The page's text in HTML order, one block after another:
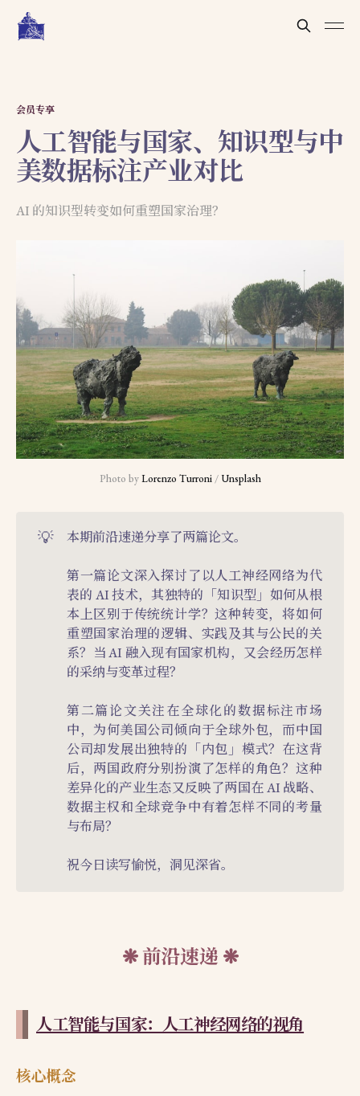
会员专享
人工智能与国家、知识型与中
美数据标注产业对比
AI 的知识型转变如何重塑国家治理？
Photo by Lorenzo Turroni / Unsplash
💡 本期前沿速递分享了两篇论文。
第一篇论文深入探讨了以人工神经网络为代
表的 AI 技术，其独特的「知识型」如何从根
本上区别于传统统计学？这种转变，将如何
重塑国家治理的逻辑、实践及其与公民的关
系？当 AI 融入现有国家机构，又会经历怎样
的采纳与变革过程？
第二篇论文关注在全球化的数据标注市场
中，为何美国公司倾向于全球外包，而中国
公司却发展出独特的「内包」模式？在这背
后，两国政府分别扮演了怎样的角色？这种
差异化的产业生态又反映了两国在 AI 战略、
数据主权和全球竞争中有着怎样不同的考量
与布局？
祝今日读写愉悦，洞见深省。
前沿速递
人工智能与国家：人工神经网络的视角
核心概念